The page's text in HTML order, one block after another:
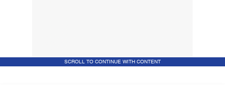
SCROLL TO CONTINUE WITH CONTENT